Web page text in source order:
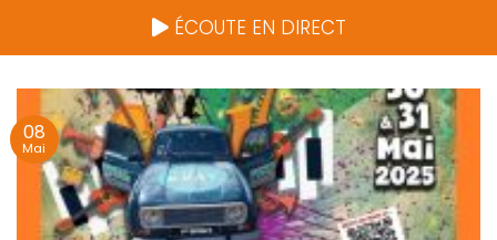
ÉCOUTE EN DIRECT
08
Mai